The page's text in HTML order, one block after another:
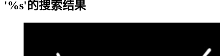
'%s'的搜索结果